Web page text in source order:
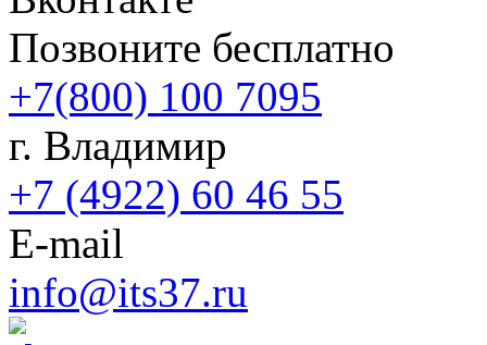
Позвоните бесплатно
+7(800) 100 7095
г. Владимир
+7 (4922) 60 46 55
E-mail
info@its37.ru